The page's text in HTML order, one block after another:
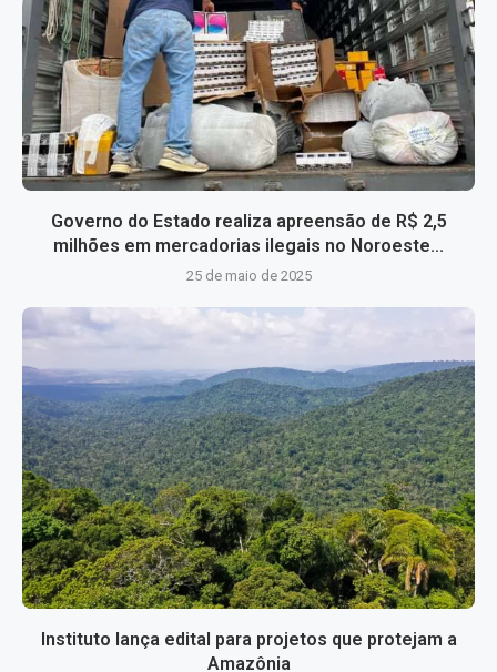
Governo do Estado realiza apreensão de R$ 2,5
milhões em mercadorias ilegais no Noroeste...
25 de maio de 2025
Instituto lança edital para projetos que protejam a
Amazônia